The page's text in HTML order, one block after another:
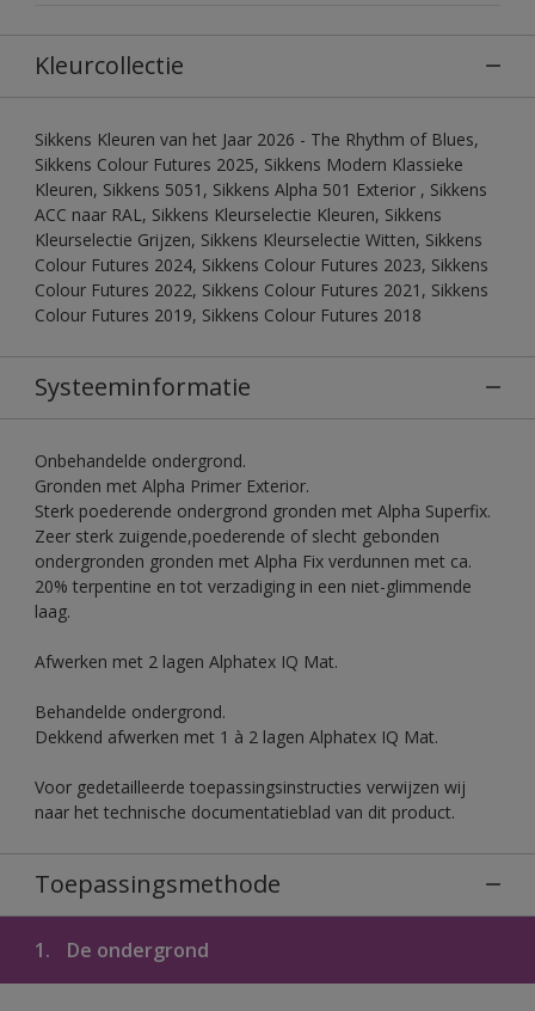
Kleurcollectie
Sikkens Kleuren van het Jaar 2026 - The Rhythm of Blues,
Sikkens Colour Futures 2025, Sikkens Modern Klassieke
Kleuren, Sikkens 5051, Sikkens Alpha 501 Exterior , Sikkens
ACC naar RAL, Sikkens Kleurselectie Kleuren, Sikkens
Kleurselectie Grijzen, Sikkens Kleurselectie Witten, Sikkens
Colour Futures 2024, Sikkens Colour Futures 2023, Sikkens
Colour Futures 2022, Sikkens Colour Futures 2021, Sikkens
Colour Futures 2019, Sikkens Colour Futures 2018
Systeeminformatie
Onbehandelde ondergrond.
Gronden met Alpha Primer Exterior.
Sterk poederende ondergrond gronden met Alpha Superfix.
Zeer sterk zuigende,poederende of slecht gebonden
ondergronden gronden met Alpha Fix verdunnen met ca.
20% terpentine en tot verzadiging in een niet-glimmende
laag.
Afwerken met 2 lagen Alphatex IQ Mat.
Behandelde ondergrond.
Dekkend afwerken met 1 à 2 lagen Alphatex IQ Mat.
Voor gedetailleerde toepassingsinstructies verwijzen wij
naar het technische documentatieblad van dit product.
Toepassingsmethode
1. De ondergrond